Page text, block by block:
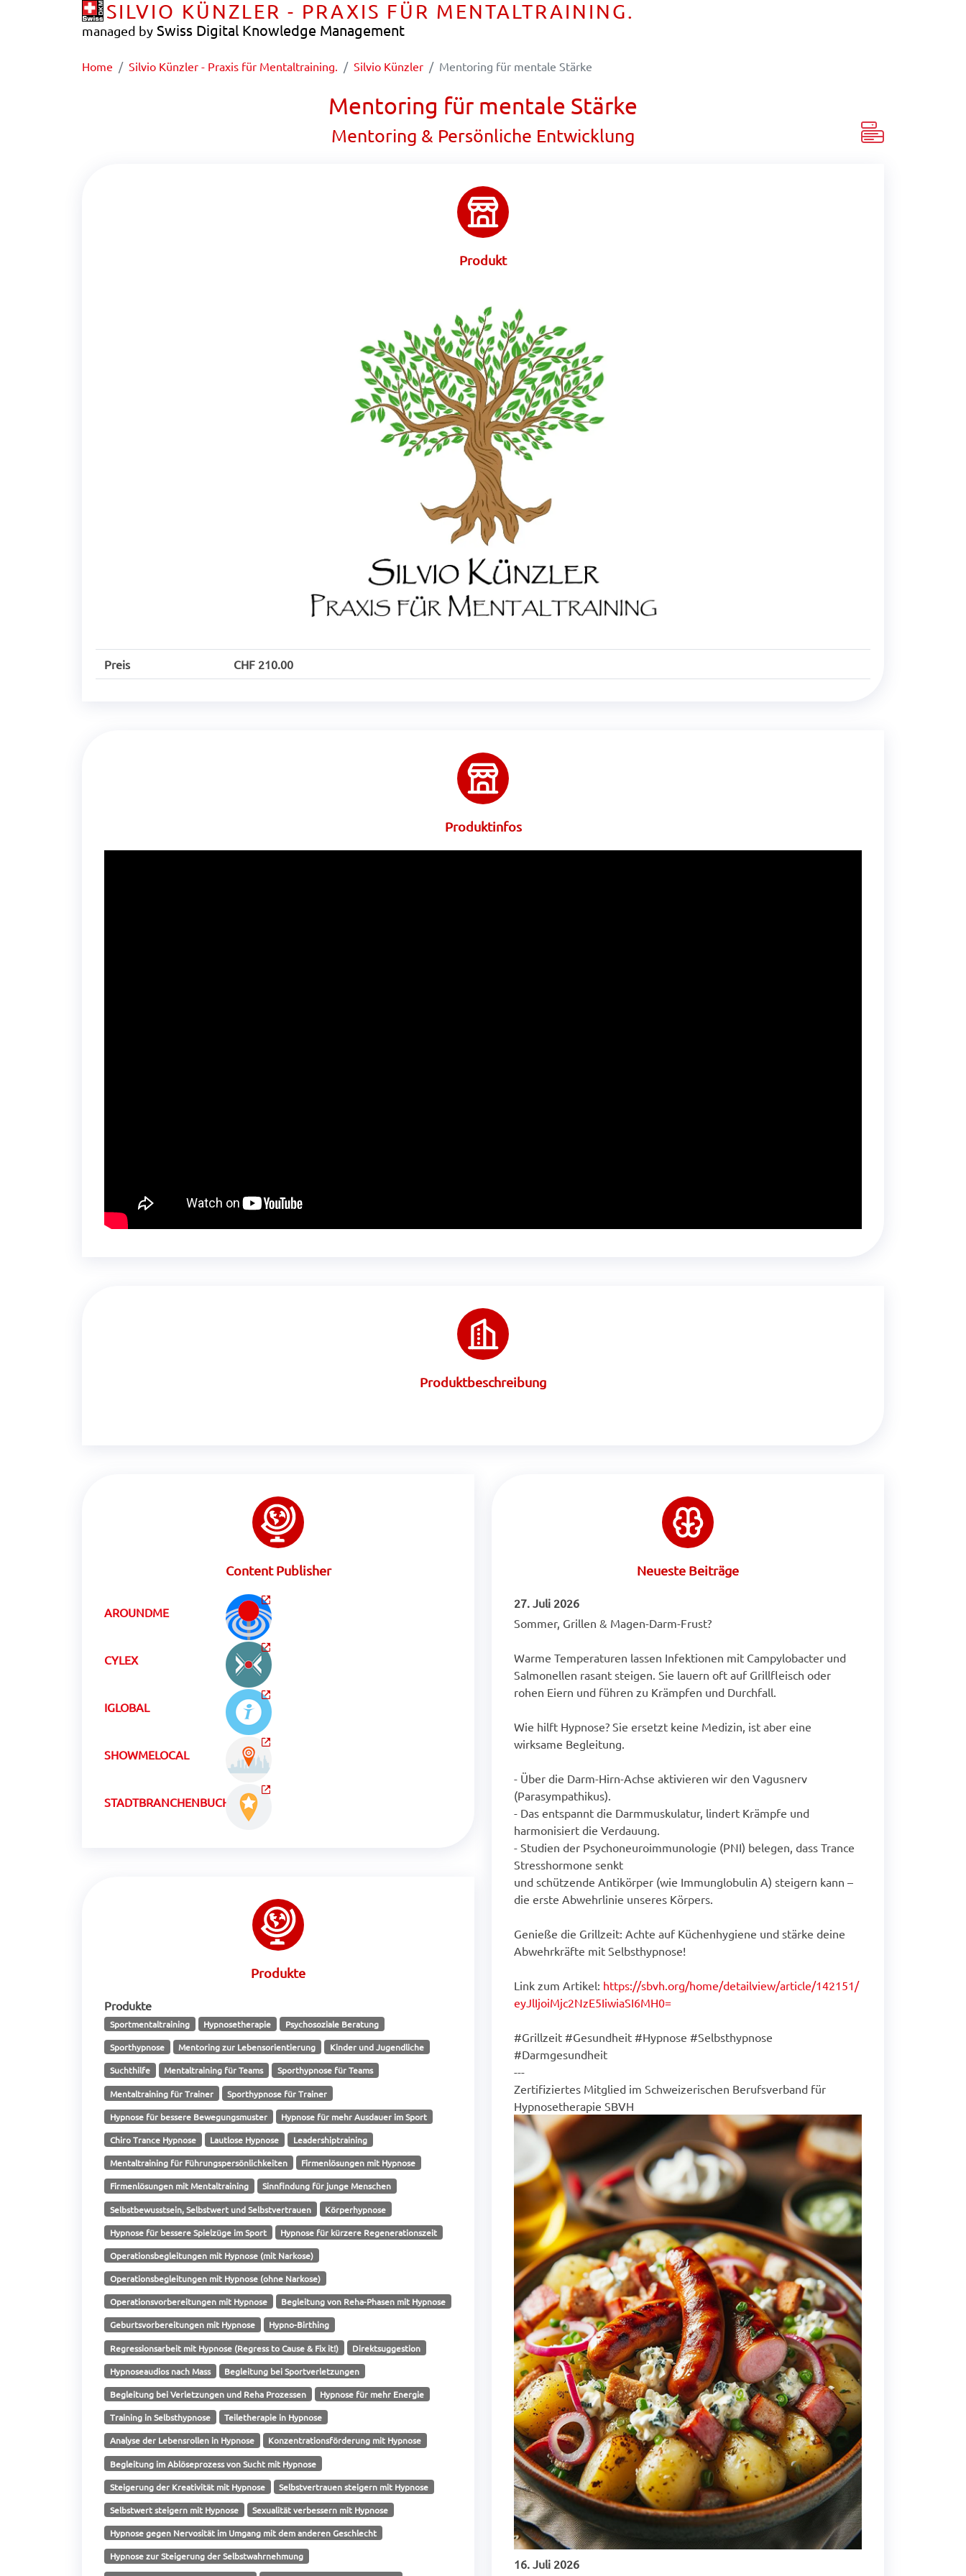
SILVIO KÜNZLER - PRAXIS FÜR MENTALTRAINING.
managed by Swiss Digital Knowledge Management
Home Silvio Künzler - Praxis für Mentaltraining. Silvio Künzler Mentoring für mentale Stärke
Mentoring für mentale Stärke
Mentoring & Persönliche Entwicklung
Produkt
Preis CHF 210.00
Produktinfos
Produktbeschreibung
Content Publisher
AROUNDME
CYLEX
IGLOBAL
SHOWMELOCAL
STADTBRANCHENBUCHCH
Produkte
Produkte
Sportmentaltraining Hypnosetherapie Psychosoziale Beratung
Sporthypnose Mentoring zur Lebensorientierung Kinder und Jugendliche
Suchthilfe Mentaltraining für Teams Sporthypnose für Teams
Mentaltraining für Trainer Sporthypnose für Trainer
Hypnose für bessere Bewegungsmuster Hypnose für mehr Ausdauer im Sport
Chiro Trance Hypnose Lautlose Hypnose Leadershiptraining
Mentaltraining für Führungspersönlichkeiten Firmenlösungen mit Hypnose
Firmenlösungen mit Mentaltraining Sinnfindung für junge Menschen
Selbstbewusstsein, Selbstwert und Selbstvertrauen Körperhypnose
Hypnose für bessere Spielzüge im Sport Hypnose für kürzere Regenerationszeit
Operationsbegleitungen mit Hypnose (mit Narkose)
Operationsbegleitungen mit Hypnose (ohne Narkose)
Operationsvorbereitungen mit Hypnose Begleitung von Reha-Phasen mit Hypnose
Geburtsvorbereitungen mit Hypnose Hypno-Birthing
Regressionsarbeit mit Hypnose (Regress to Cause & Fix it!) Direktsuggestion
Hypnoseaudios nach Mass Begleitung bei Sportverletzungen
Begleitung bei Verletzungen und Reha Prozessen Hypnose für mehr Energie
Training in Selbsthypnose Teiletherapie in Hypnose
Analyse der Lebensrollen in Hypnose Konzentrationsförderung mit Hypnose
Begleitung im Ablöseprozess von Sucht mit Hypnose
Steigerung der Kreativität mit Hypnose Selbstvertrauen steigern mit Hypnose
Selbstwert steigern mit Hypnose Sexualität verbessern mit Hypnose
Hypnose gegen Nervosität im Umgang mit dem anderen Geschlecht
Hypnose zur Steigerung der Selbstwahrnehmung
Neueste Beiträge
27. Juli 2026
Sommer, Grillen & Magen-Darm-Frust?
Warme Temperaturen lassen Infektionen mit Campylobacter und
Salmonellen rasant steigen. Sie lauern oft auf Grillfleisch oder
rohen Eiern und führen zu Krämpfen und Durchfall.
Wie hilft Hypnose? Sie ersetzt keine Medizin, ist aber eine
wirksame Begleitung.
- Über die Darm-Hirn-Achse aktivieren wir den Vagusnerv
(Parasympathikus).
- Das entspannt die Darmmuskulatur, lindert Krämpfe und
harmonisiert die Verdauung.
- Studien der Psychoneuroimmunologie (PNI) belegen, dass Trance
Stresshormone senkt
und schützende Antikörper (wie Immunglobulin A) steigern kann –
die erste Abwehrlinie unseres Körpers.
Genieße die Grillzeit: Achte auf Küchenhygiene und stärke deine
Abwehrkräfte mit Selbsthypnose!
Link zum Artikel: https://sbvh.org/home/detailview/article/142151/
eyJlIjoiMjc2NzE5IiwiaSI6MH0=
#Grillzeit #Gesundheit #Hypnose #Selbsthypnose
#Darmgesundheit
---
Zertifiziertes Mitglied im Schweizerischen Berufsverband für
Hypnosetherapie SBVH
16. Juli 2026